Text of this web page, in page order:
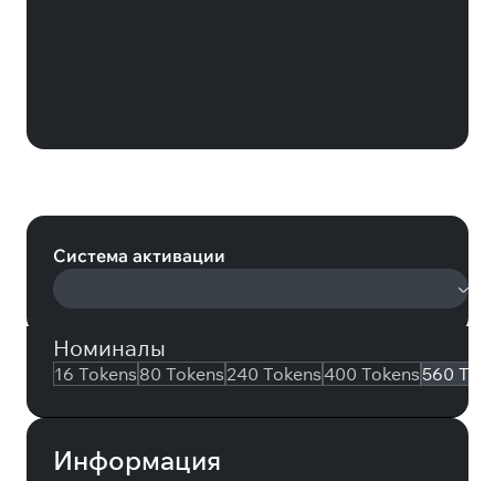
Система активации
Номиналы
16 Tokens 80 Tokens 240 Tokens400 Tokens 560
Информация